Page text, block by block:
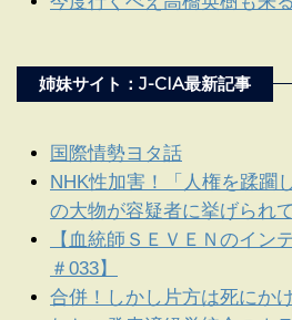
姉妹サイト：J-CIA最新記事
国際情勢ヨタ話
NHK性加害！「人権を蹂躙
の大物が容疑者に挙げられ
【血統師ＳＥＶＥＮのイン
＃033】
合併！しかし片方は死にか